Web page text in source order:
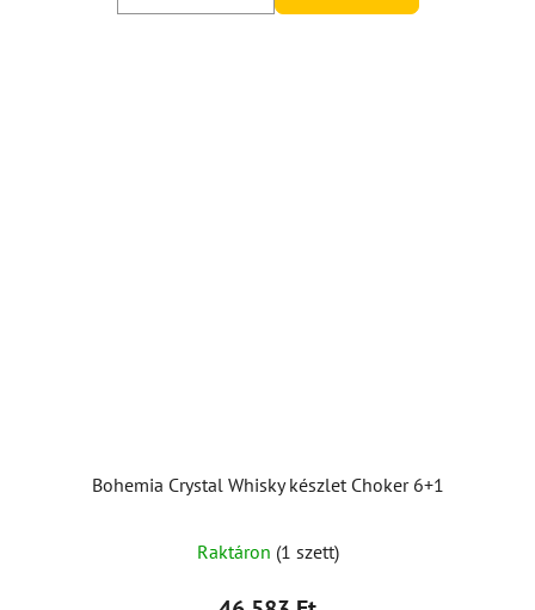
Bohemia Crystal Whisky készlet Choker 6+1
termék
átlagos
Raktáron (1 szett)